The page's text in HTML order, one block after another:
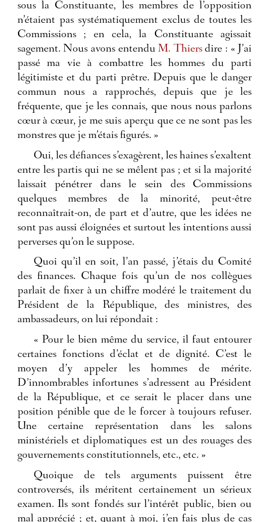
sous la Constituante, les membres de l’opposition
n’étaient pas systématiquement exclus de toutes les
Commissions ; en cela, la Constituante agissait
sagement. Nous avons entenduM. Thiersdire : « J’ai
passé ma vie à combattre les hommes du parti
légitimiste et du parti prêtre. Depuis que le danger
commun nous a rapprochés, depuis que je les
fréquente, que je les connais, que nous nous parlons
cœur à cœur, je me suis aperçu que ce ne sont pas les
monstres que je m’étais figurés. »
Oui, les défiances s’exagèrent, les haines s’exaltent
entre les partis qui ne se mêlent pas ; et si la majorité
laissait pénétrer dans le sein des Commissions
quelques membres de la minorité, peut-être
reconnaîtrait-on, de part et d’autre, que les idées ne
sont pas aussi éloignées et surtout les intentions aussi
perverses qu’on le suppose.
Quoi qu’il en soit, l’an passé, j’étais du Comité
des finances. Chaque fois qu’un de nos collègues
parlait de fixer à un chiffre modéré le traitement du
Président de la République, des ministres, des
ambassadeurs, on lui répondait :
« Pour le bien même du service, il faut entourer
certaines fonctions d’éclat et de dignité. C’est le
moyen d’y appeler les hommes de mérite.
D’innombrables infortunes s’adressent au Président
de la République, et ce serait le placer dans une
position pénible que de le forcer à toujours refuser.
Une certaine représentation dans les salons
ministériels et diplomatiques est un des rouages des
gouvernements constitutionnels, etc., etc. »
Quoique de tels arguments puissent être
controversés, ils méritent certainement un sérieux
examen. Ils sont fondés sur l’intérêt public, bien ou
mal apprécié ; et, quant à moi, j’en fais plus de cas